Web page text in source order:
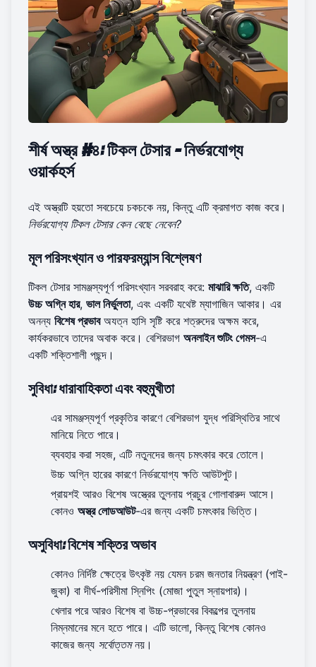
শীর্ষ অস্ত্র #৪: টিকল টেসার - নির্ভরযোগ্য
ওয়ার্কহর্স
এই অস্ত্রটি হয়তো সবচেয়ে চকচকে নয়, কিন্তু এটি ক্রমাগত কাজ করে।
নির্ভরযোগ্য টিকল টেসার কেন বেছে নেবেন?
মূল পরিসংখ্যান ও পারফরম্যান্স বিশ্লেষণ
টিকল টেসার সামঞ্জস্যপূর্ণ পরিসংখ্যান সরবরাহ করে: মাঝারি ক্ষতি, একটি
উচ্চ অগ্নি হার, ভাল নির্ভুলতা, এবং একটি যথেষ্ট ম্যাগাজিন আকার। এর
অনন্য বিশেষ প্রভাবঅযত্ন হাসি সৃষ্টি করে শত্রুদের অক্ষম করে,
কার্যকরভাবে তাদের অবাক করে। বেশিরভাগ অনলাইন শুটিং গেমস-এ
একটি শক্তিশালী পছন্দ।
সুবিধা: ধারাবাহিকতা এবং বহুমুখীতা
এর সামঞ্জস্যপূর্ণ প্রকৃতির কারণে বেশিরভাগ যুদ্ধ পরিস্থিতির সাথে
মানিয়ে নিতে পারে।
ব্যবহার করা সহজ, এটি নতুনদের জন্য চমৎকার করে তোলে।
উচ্চ অগ্নি হারের কারণে নির্ভরযোগ্য ক্ষতি আউটপুট।
প্রায়শই আরও বিশেষ অস্ত্রের তুলনায় প্রচুর গোলাবারুদ আসে।
কোনও অস্ত্র লোডআউট-এর জন্য একটি চমৎকার ভিত্তি।
অসুবিধা: বিশেষ শক্তির অভাব
কোনও নির্দিষ্ট ক্ষেত্রে উৎকৃষ্ট নয় যেমন চরম জনতার নিয়ন্ত্রণ (পাই-
জুকা) বা দীর্ঘ-পরিসীমা স্নিপিং (মোজা পুতুল স্নায়পার)।
খেলার পরে আরও বিশেষ বা উচ্চ-প্রভাবের বিকল্পের তুলনায়
নিম্নমানের মনে হতে পারে। এটি ভালো, কিন্তু বিশেষ কোনও
কাজের জন্য সর্বোত্তমনয়।